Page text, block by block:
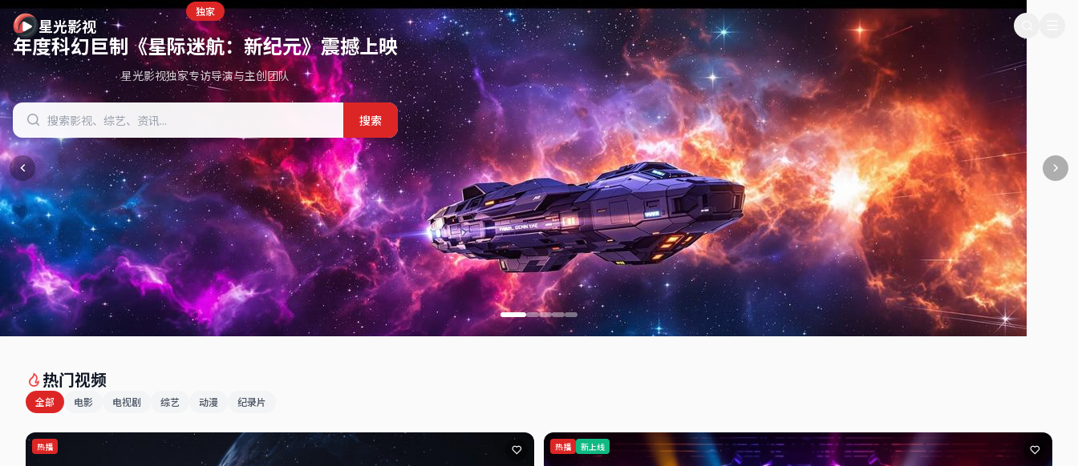
星光影视
星光影视 - 免费在线观看高清电影电视剧，热门影视资源抢先看尽在星光
独家
年度科幻巨制《星际迷航：新纪元》震撼上映
星光影视独家专访导演与主创团队
搜索
热门视频
全部 电影 电视剧 综艺 动漫 纪录片
热播 热播 新上线